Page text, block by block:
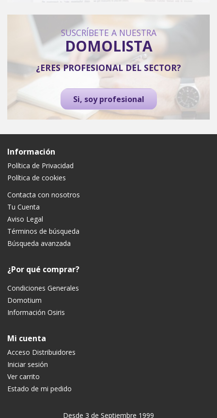
SUSCRÍBETE A NUESTRA
DOMOLISTA
¿ERES PROFESIONAL DEL SECTOR?
Si, soy profesional
Información
Política de Privacidad
Política de cookies
Contacta con nosotros
Tu Cuenta
Aviso Legal
Términos de búsqueda
Búsqueda avanzada
¿Por qué comprar?
Condiciones Generales
Domotium
Información Osiris
Mi cuenta
Acceso Distribuidores
Iniciar sesión
Ver carrito
Estado de mi pedido
Desde 3 de Septiembre 1999